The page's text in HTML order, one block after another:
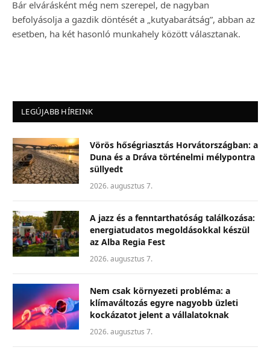
Bár elvárásként még nem szerepel, de nagyban
befolyásolja a gazdik döntését a „kutyabarátság”, abban az
esetben, ha két hasonló munkahely között választanak.
LEGÚJABB HÍREINK
Vörös hőségriasztás Horvátországban: a
Duna és a Dráva történelmi mélypontra
süllyedt
2026. augusztus 7.
A jazz és a fenntarthatóság találkozása:
energiatudatos megoldásokkal készül
az Alba Regia Fest
2026. augusztus 7.
Nem csak környezeti probléma: a
klímaváltozás egyre nagyobb üzleti
kockázatot jelent a vállalatoknak
2026. augusztus 7.